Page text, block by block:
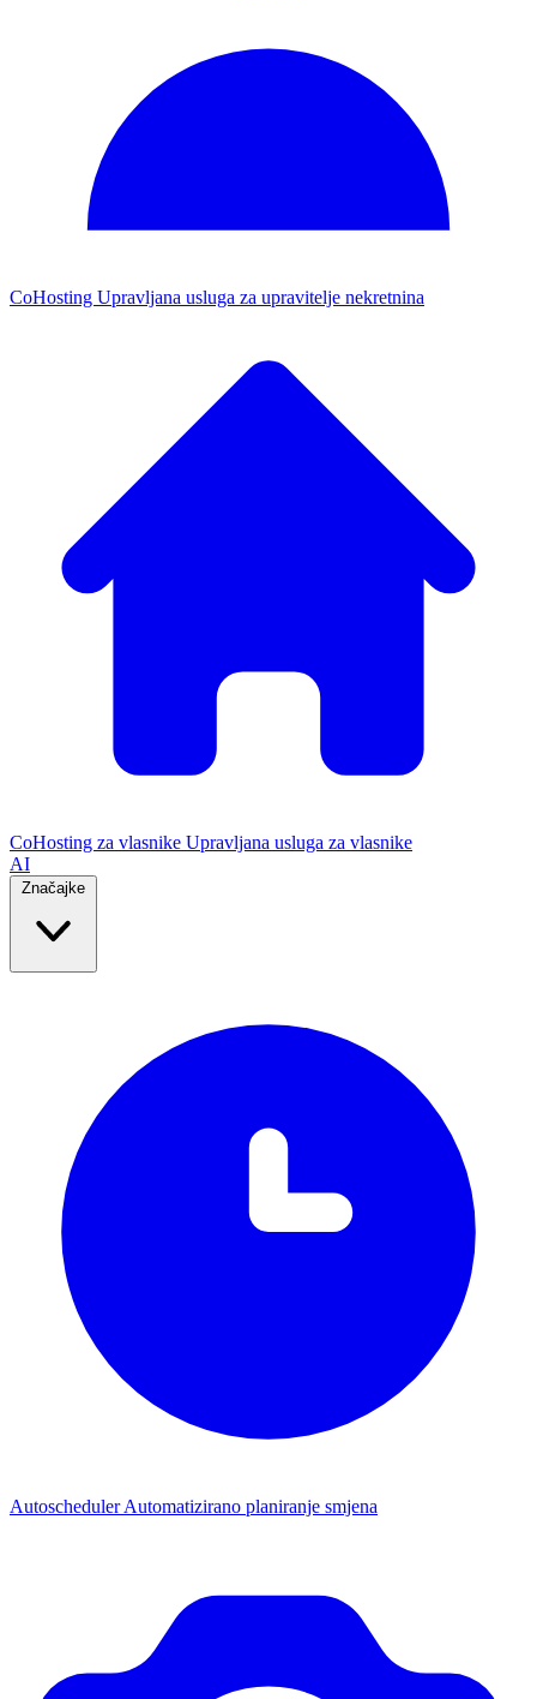
CoHosting Upravljana usluga za upravitelje nekretnina
CoHosting za vlasnike Upravljana usluga za vlasnike
AI
AutoschedulerAutomatizirano planiranje smjena